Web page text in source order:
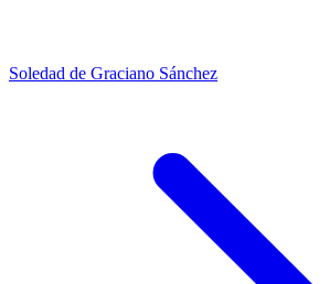
Soledad de Graciano Sánchez